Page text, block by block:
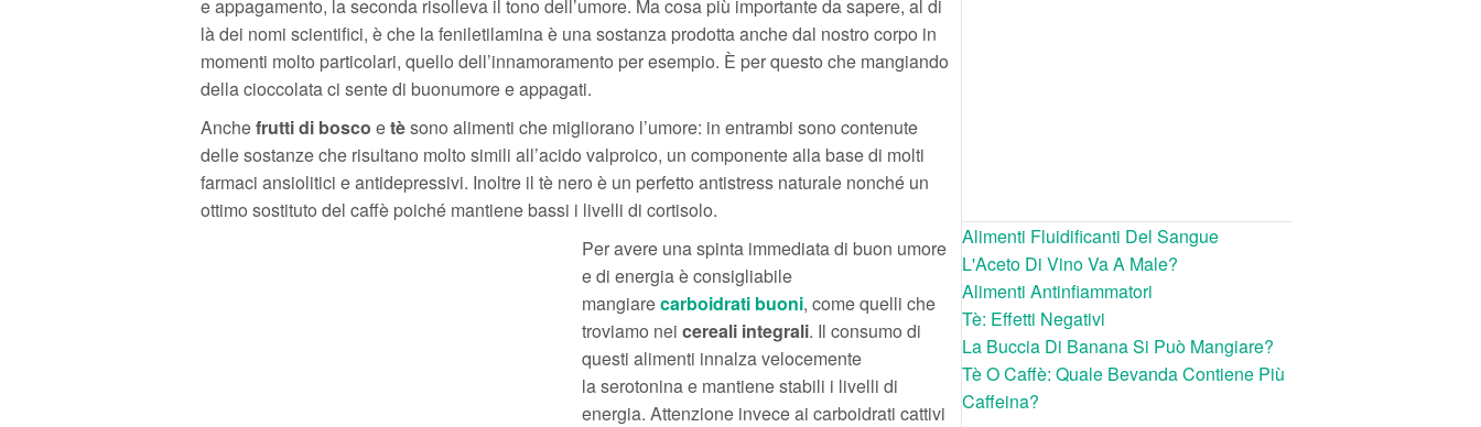
e appagamento, la seconda risolleva il tono dell’umore. Ma cosa più importante da sapere, al di
là dei nomi scientifici, è che la feniletilamina è una sostanza prodotta anche dal nostro corpo in
momenti molto particolari, quello dell’innamoramento per esempio. È per questo che mangiando
della cioccolata ci sente di buonumore e appagati.
Anchefrutti di bosco etèsono alimenti che migliorano l’umore: in entrambi sono contenute
delle sostanze che risultano molto simili all’acido valproico, un componente alla base di molti
farmaci ansiolitici e antidepressivi. Inoltre il tè nero è un perfetto antistress naturale nonché un
ottimo sostituto del caffè poiché mantiene bassi i livelli di cortisolo.
Per avere una spinta immediata di buon umore
e di energia è consigliabile
mangiarecarboidrati buoni, come quelli che
troviamo nei cereali integrali. Il consumo di
questi alimenti innalza velocemente
la serotonina e mantiene stabili i livelli di
energia. Attenzione invece ai carboidrati cattivi
Alimenti Fluidificanti Del Sangue
L'Aceto Di Vino Va A Male?
Alimenti Antinfiammatori
Tè: Effetti Negativi
La Buccia Di Banana Si Può Mangiare?
Tè O Caffè: Quale Bevanda Contiene Più
Caffeina?